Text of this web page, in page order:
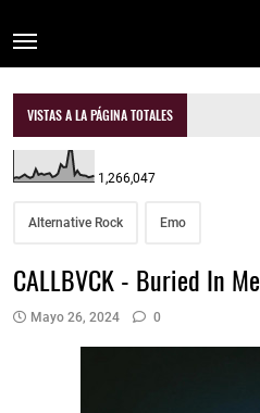
VISTAS A LA PÁGINA TOTALES
1,266,047
Alternative Rock Emo
CALLBVCK - Buried In Me
Mayo 26, 2024 0